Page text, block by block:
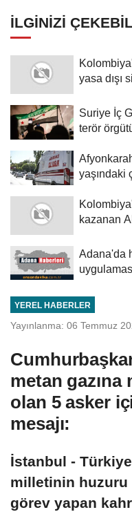
İLGINIZI
yasa dışı
Suriye İç
terör
yaşındaki
kazanan
Adana'da
YEREL HABERLER
Yayınlanma: 06 Temmuz
metan
olan 5 asker
mesajı:
İstanbul -
milletinin huzuru
görev yapan